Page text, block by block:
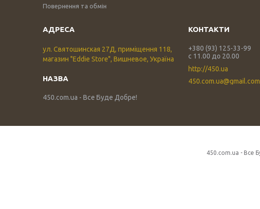
Повернення та обмін
ул. Святошинская 27Д, приміщення 118,
магазин "Eddie Store", Вишневое, Україна
450.com.ua - Все Буде Добре!
+380 (93) 125-33-99
с 11.00 до 20.00
http://450.ua
450.com.ua@gmail.com